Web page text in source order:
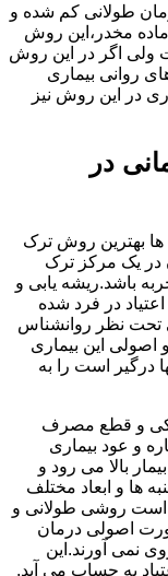
طولانی کم شده و
مخدر،این روش
ولی اگر در این روش
روانی بیماری
در این روش نیز
در
ها بهترین روش ترک
در یک مرکز ترک
باشد.ریشه یابی و
در فرد شده
تحت نظر روانشناس
این بیماری
درگیر است را به
و قطع مصرف
و عود بیماری
بالا می رود و
ها و ابعاد مختلف
روشی طولانی و
اصولی درمان
نمی آورند.این
به حساب می آید.